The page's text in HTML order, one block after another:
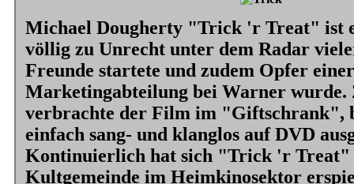
Michael Dougherty "Trick 'r Treat" ist
völlig zu Unrecht unter dem Radar
Freunde startete und zudem Opfer
Marketingabteilung bei Warner wurde.
verbrachte der Film im "Giftschrank",
einfach sang- und klanglos auf DVD
Kontinuierlich hat sich "Trick 'r Treat"
Kultgemeinde im Heimkinosektor